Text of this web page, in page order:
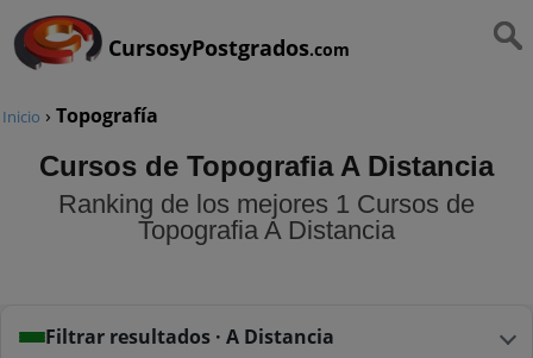
CursosyPostgrados.com
Inicio › Topografía
Cursos de Topografia A Distancia
Ranking de los mejores 1 Cursos de
Topografia A Distancia
Filtrar resultados · A Distancia